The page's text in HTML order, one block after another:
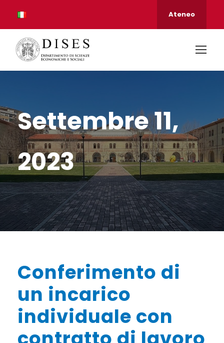
Ateneo
Settembre 11,
2023
Conferimento di
un incarico
individuale con